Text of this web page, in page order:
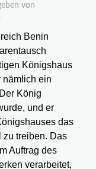
von
Benin
Königshaus
nämlich ein
König
und er
das
zu treiben. Das
Auftrag des
verarbeitet,